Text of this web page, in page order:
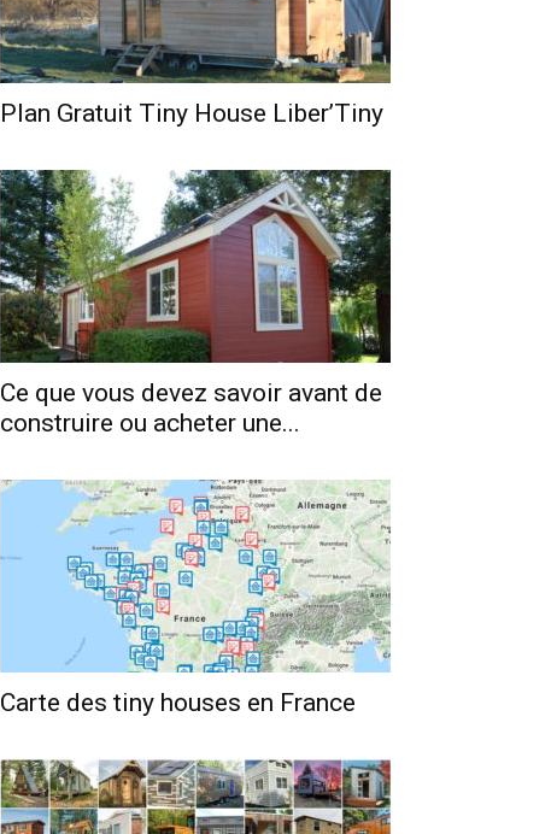
Plan Gratuit Tiny House Liber’Tiny
Ce que vous devez savoir avant de
construire ou acheter une...
Carte des tiny houses en France